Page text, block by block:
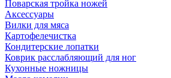
Поварская тройка ножей
Аксессуары
Вилки для мяса
Картофелечистка
Кондитерские лопатки
Коврик расслабляющий для ног
Кухонные ножницы